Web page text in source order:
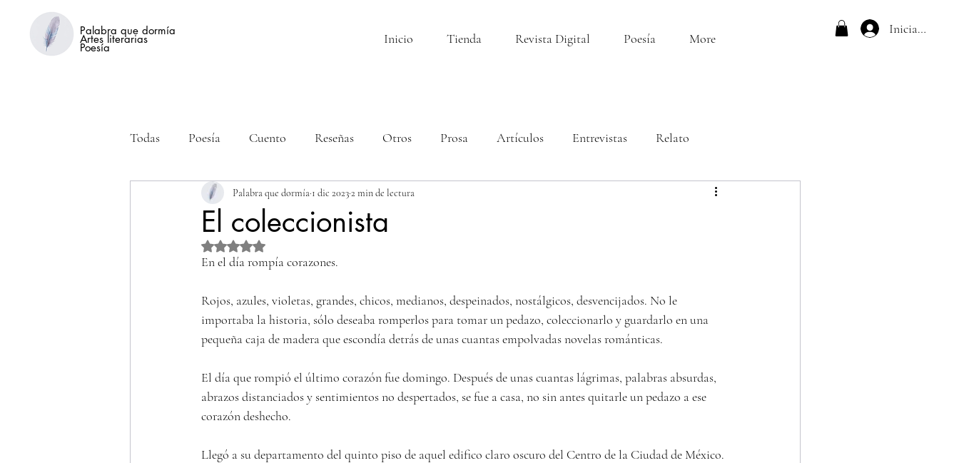
Palabra que dormía
Artes literarias
Poesía
Inicio Tienda Revista Digital Poesía More
Iniciar sesión
Todas Poesía Cuento Reseñas Otros Prosa Artículos Entrevistas Relato
El coleccionista
Palabra que dormía 1 dic 20232 min de lectura
Obtuvo NaN de 5 estrellas.
En el día rompía corazones.
Rojos, azules, violetas, grandes, chicos, medianos, despeinados, nostálgicos, desvencijados. No le
importaba la historia, sólo deseaba romperlos para tomar un pedazo, coleccionarlo y guardarlo en una
pequeña caja de madera que escondía detrás de unas cuantas empolvadas novelas románticas.
El día que rompió el último corazón fue domingo. Después de unas cuantas lágrimas, palabras absurdas,
abrazos distanciados y sentimientos no despertados, se fue a casa, no sin antes quitarle un pedazo a ese
corazón deshecho.
Llegó a su departamento del quinto piso de aquel edifico claro oscuro del Centro de la Ciudad de México.